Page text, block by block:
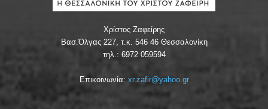
Χρίστος Ζαφείρης
Βασ.Όλγας 227, τ.κ. 546 46 Θεσσαλονίκη
τηλ.: 6972 059594
Επικοινωνία: xr.zafir@yahoo.gr